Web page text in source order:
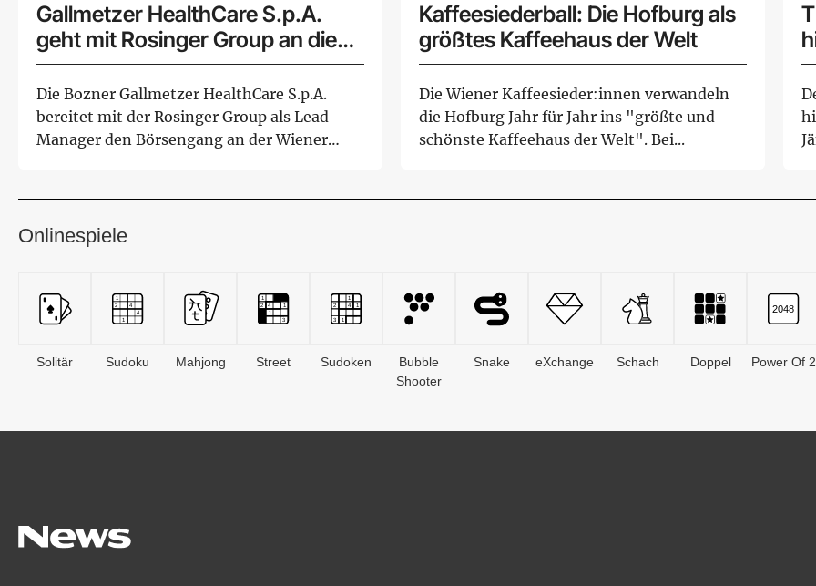
Gallmetzer HealthCare S.p.A.
geht mit Rosinger Group an die
Wiener Börse
Die Bozner Gallmetzer HealthCare S.p.A.
bereitet mit der Rosinger Group als Lead
Manager den Börsengang an der Wiener
Kaffeesiederball: Die Hofburg als
größtes Kaffeehaus der Welt
Die Wiener Kaffeesieder:innen verwandeln
die Hofburg Jahr für Jahr ins "größte und
schönste Kaffeehaus der Welt". Bei...
Onlinespiele
Solitär Sudoku Mahjong Street Sudoken
Bubble
Shooter
Snake eXchange Schach Doppel Power Of 2